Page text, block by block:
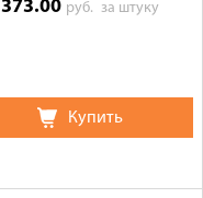
373.00 руб. за штуку
Купить